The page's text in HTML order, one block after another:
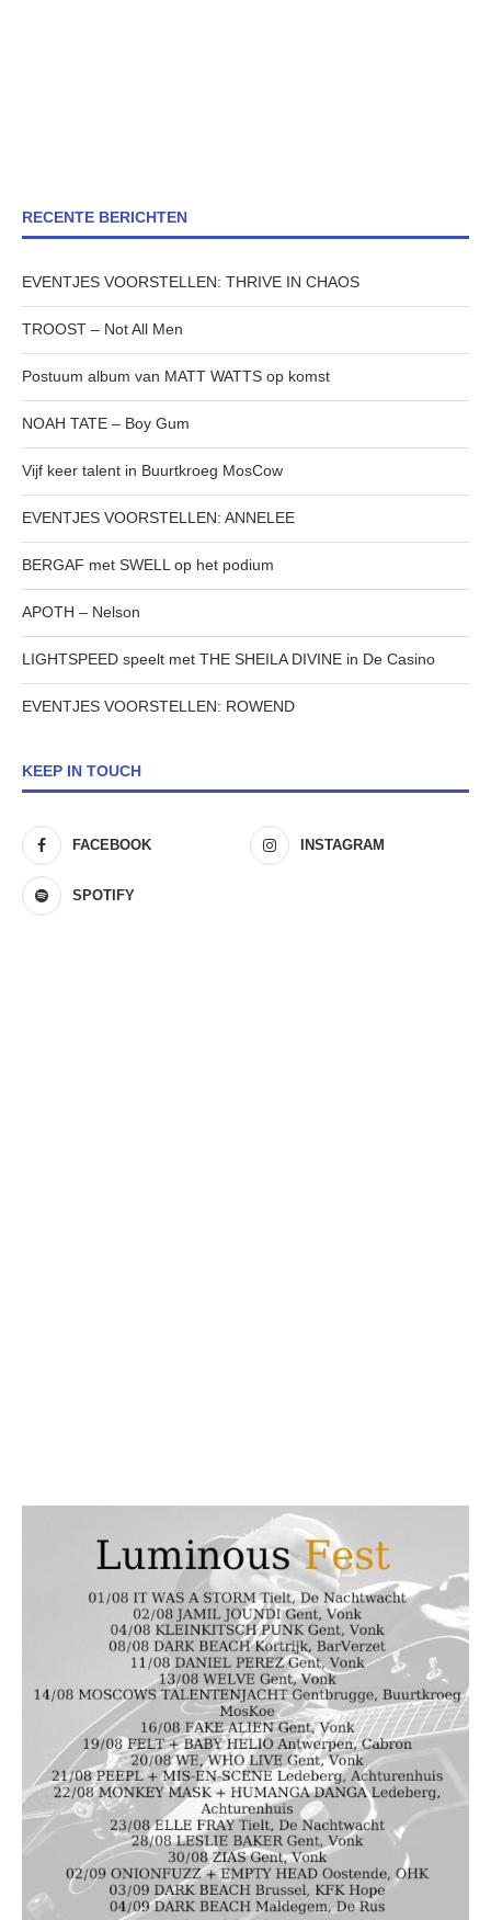
RECENTE BERICHTEN
EVENTJES VOORSTELLEN: THRIVE IN CHAOS
TROOST – Not All Men
Postuum album van MATT WATTS op komst
NOAH TATE – Boy Gum
Vijf keer talent in Buurtkroeg MosCow
EVENTJES VOORSTELLEN: ANNELEE
BERGAF met SWELL op het podium
APOTH – Nelson
LIGHTSPEED speelt met THE SHEILA DIVINE in De Casino
EVENTJES VOORSTELLEN: ROWEND
KEEP IN TOUCH
FACEBOOK INSTAGRAM
SPOTIFY